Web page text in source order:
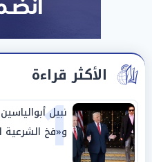
الأكثر قراءة
1
نبيل
و«فخ الشرعية
وحليفه في